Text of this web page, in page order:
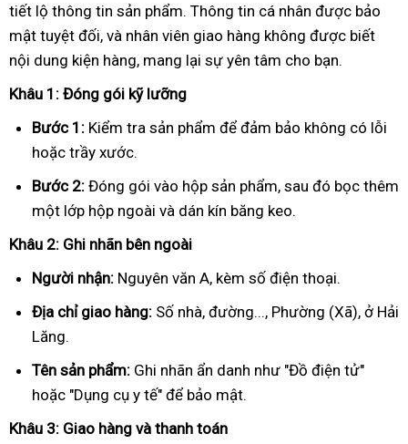
tiết lộ thông tin sản phẩm. Thông tin cá nhân được bảo
mật tuyệt đối, và nhân viên giao hàng không được biết
nội dung kiện hàng, mang lại sự yên tâm cho bạn.
Khâu 1: Đóng gói kỹ lưỡng
Bước 1: Kiểm tra sản phẩm để đảm bảo không có lỗi
hoặc trầy xước.
Bước 2: Đóng gói vào hộp sản phẩm, sau đó bọc thêm
một lớp hộp ngoài và dán kín băng keo.
Khâu 2: Ghi nhãn bên ngoài
Người nhận: Nguyên văn A, kèm số điện thoại.
Địa chỉ giao hàng: Số nhà, đường..., Phường (Xã), ở Hải
Lăng.
Tên sản phẩm: Ghi nhãn ẩn danh như "Đồ điện tử"
hoặc "Dụng cụ y tế" để bảo mật.
Khâu 3: Giao hàng và thanh toán